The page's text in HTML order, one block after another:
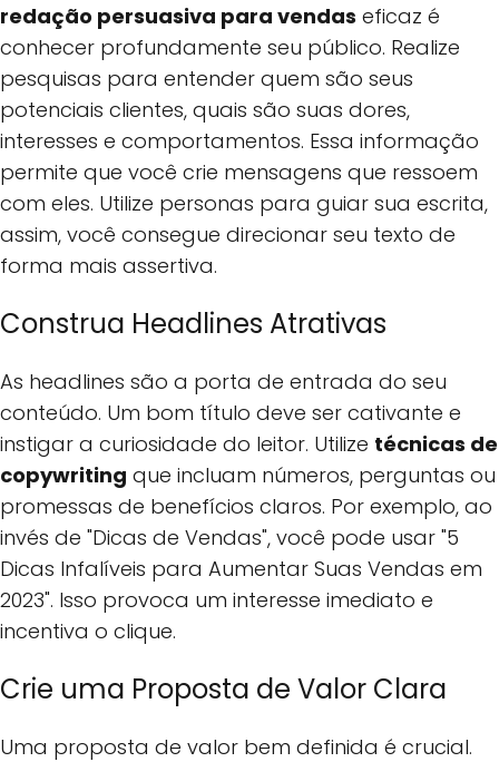
redação persuasiva para vendas eficaz é
conhecer profundamente seu público. Realize
pesquisas para entender quem são seus
potenciais clientes, quais são suas dores,
interesses e comportamentos. Essa informação
permite que você crie mensagens que ressoem
com eles. Utilize personas para guiar sua escrita,
assim, você consegue direcionar seu texto de
forma mais assertiva.
Construa Headlines Atrativas
As headlines são a porta de entrada do seu
conteúdo. Um bom título deve ser cativante e
instigar a curiosidade do leitor. Utilize técnicas de
copywriting que incluam números, perguntas ou
promessas de benefícios claros. Por exemplo, ao
invés de "Dicas de Vendas", você pode usar "5
Dicas Infalíveis para Aumentar Suas Vendas em
2023". Isso provoca um interesse imediato e
incentiva o clique.
Crie uma Proposta de Valor Clara
Uma proposta de valor bem definida é crucial.